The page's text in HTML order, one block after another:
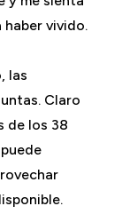
vivido.
las
Claro
de los 38